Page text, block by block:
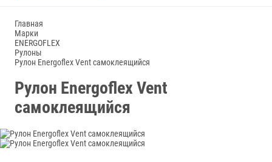
Главная
Марки
ENERGOFLEX
Рулоны
Рулон Energoflex Vent самоклеящийся
Рулон Energoflex Vent
самоклеящийся